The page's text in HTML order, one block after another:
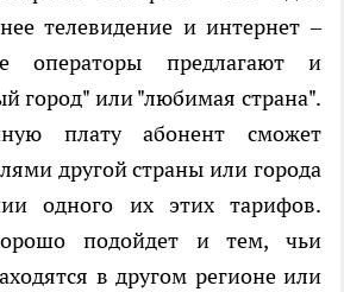
телевидение и интернет –
операторы предлагают и
город" или "любимая страна".
плату абонент сможет
другой страны или города
одного их этих тарифов.
подойдет и тем, чьи
в другом регионе или